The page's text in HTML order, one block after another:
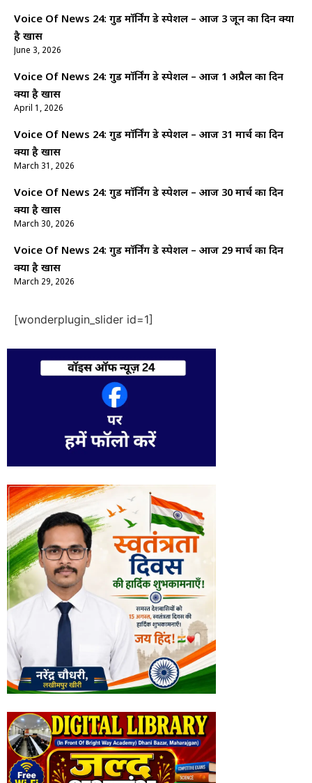
Voice Of News 24: गुड माॅर्निंग डे स्पेशल – आज 3 जून का दिन क्यों
है खास
June 3, 2026
Voice Of News 24: गुड माॅर्निंग डे स्पेशल – आज 1 अप्रैल का दिन
क्यों है खास
April 1, 2026
Voice Of News 24: गुड माॅर्निंग डे स्पेशल – आज 31 मार्च का दिन
क्यों है खास
March 31, 2026
Voice Of News 24: गुड माॅर्निंग डे स्पेशल – आज 30 मार्च का दिन
क्यों है खास
March 30, 2026
Voice Of News 24: गुड माॅर्निंग डे स्पेशल – आज 29 मार्च का दिन
क्यों है खास
March 29, 2026
[wonderplugin_slider id=1]